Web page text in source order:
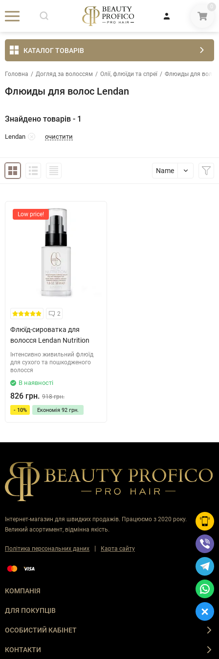
0
КАТАЛОГ ТОВАРІВ
Головна / Догляд за волоссям / Олії, флюїди та спреї / Флюиды для волос
Флюиды для волос Lendan
Знайдено товарів - 1
Lendan очистити
Name
Low price!
2
Флюїд-сироватка для
волосся Lendan Nutrition
Інтенсивно живильний флюїд
для сухого та пошкодженого
волосся
В наявності
826 грн. 918 грн.
- 10% Економія 92 грн.
Інтернет-магазин для швидких продажів. Працюємо з 2020 року.
Великий асортимент, відмінна якість.
Політика персональних даних | Карта сайту
КОМПАНІЯ
ДЛЯ ПОКУПЦІВ
ОСОБИСТИЙ КАБІНЕТ
КОНТАКТИ